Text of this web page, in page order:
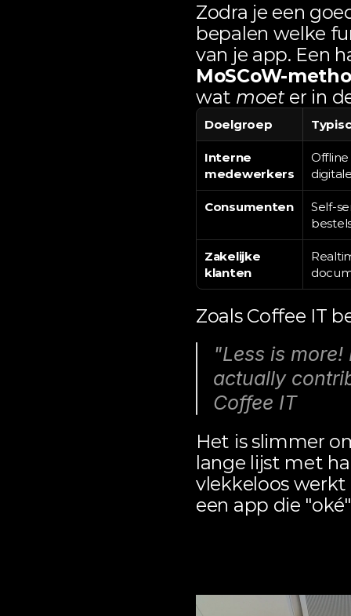
Zodra je een
bepalen welke
MoSCoW-
wat moet er in
Doelgroep
Interne
medewerkers
Offline
Consumenten
Self-
Zakelijke
klanten
Zoals Coffee IT
"Less is
actually
Coffee IT
Het is slimmer
lange lijst met
vlekkeloos
een app die